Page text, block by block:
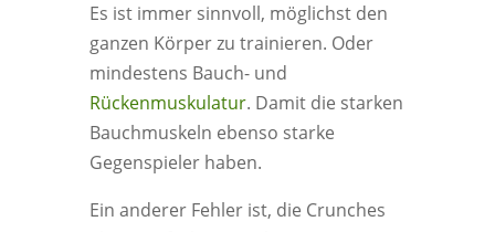
Es ist immer sinnvoll, möglichst den
ganzen Körper zu trainieren. Oder
mindestens Bauch- und
Rückenmuskulatur. Damit die starken
Bauchmuskeln ebenso starke
Gegenspieler haben.
Ein anderer Fehler ist, die Crunches